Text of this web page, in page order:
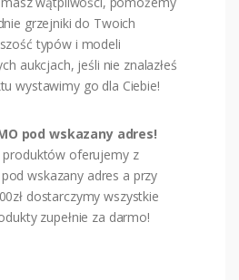
grzejniki do Twoich
typów i modeli
aukcjach, jeśli nie znalazłeś
wystawimy go dla Ciebie!
pod wskazany adres!
produktów oferujemy z
wskazany adres a przy
dostarczymy wszystkie
zupełnie za darmo!